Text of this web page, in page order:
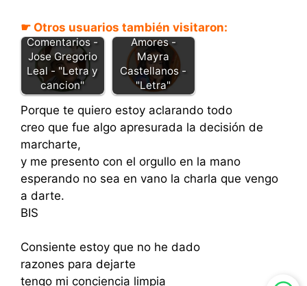
☛ Otros usuarios también visitaron:
Comentarios -
Jose Gregorio
Leal - "Letra y
cancion"
Amores -
Mayra
Castellanos -
"Letra"
Porque te quiero estoy aclarando todo
creo que fue algo apresurada la decisión de
marcharte,
y me presento con el orgullo en la mano
esperando no sea en vano la charla que vengo
a darte.
BIS
Consiente estoy que no he dado
razones para dejarte
tengo mi conciencia limpia